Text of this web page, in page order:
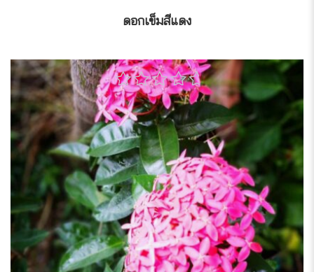
ดอกเข็มสีแดง
0
out
of
5